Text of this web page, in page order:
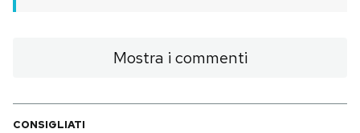
Mostra i commenti
CONSIGLIATI